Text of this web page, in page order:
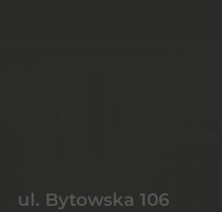
ul. Bytowska 106